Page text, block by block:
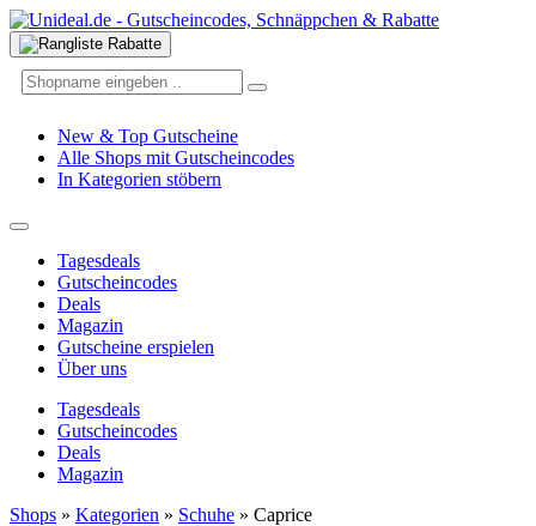
New & Top Gutscheine
Alle Shops mit Gutscheincodes
In Kategorien stöbern
Tagesdeals
Gutscheincodes
Deals
Magazin
Gutscheine erspielen
Über uns
Tagesdeals
Gutscheincodes
Deals
Magazin
Shops » Kategorien » Schuhe » Caprice